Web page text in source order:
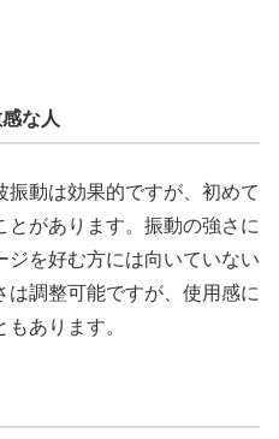
な人
動は効果的ですが、初めて
があります。振動の強さに
を好む方には向いていない
調整可能ですが、使用感に
あります。